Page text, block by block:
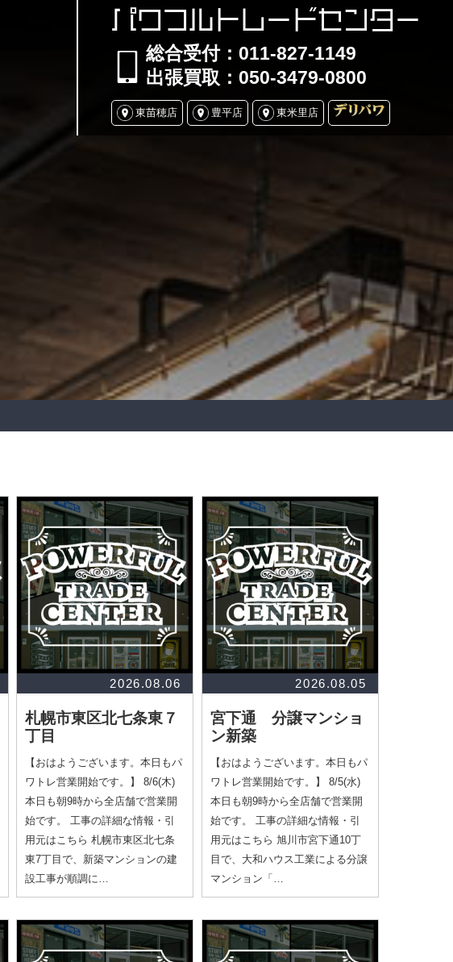
パワフルトレードセンター
総合受付：011-827-1149
出張買取：050-3479-0800
東苗穂店 豊平店 東米里店
2026.08.06
札幌市東区北七条東７
丁目
【おはようございます。本日もパ
ワトレ営業開始です。】 8/6(木)
本日も朝9時から全店舗で営業開
始です。 工事の詳細な情報・引
用元はこちら 札幌市東区北七条
東7丁目で、新築マンションの建
設工事が順調に…
2026.08.05
宮下通 分譲マンショ
ン新築
【おはようございます。本日もパ
ワトレ営業開始です。】 8/5(水)
本日も朝9時から全店舗で営業開
始です。 工事の詳細な情報・引
用元はこちら 旭川市宮下通10丁
目で、大和ハウス工業による分譲
マンション「…